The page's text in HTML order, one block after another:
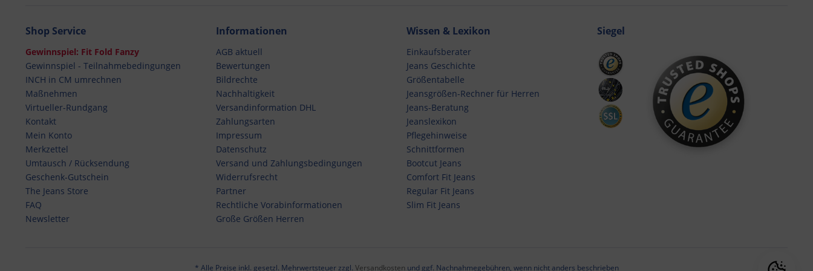
Shop Service
Gewinnspiel: Fit Fold Fanzy
Gewinnspiel - Teilnahmebedingungen
INCH in CM umrechnen
Maßnehmen
Virtueller-Rundgang
Kontakt
Mein Konto
Merkzettel
Umtausch / Rücksendung
Geschenk-Gutschein
The Jeans Store
FAQ
Newsletter
Informationen
AGB aktuell
Bewertungen
Bildrechte
Nachhaltigkeit
Versandinformation DHL
Zahlungsarten
Impressum
Datenschutz
Versand und Zahlungsbedingungen
Widerrufsrecht
Partner
Rechtliche Vorabinformationen
Große Größen Herren
Wissen & Lexikon
Einkaufsberater
Jeans Geschichte
Größentabelle
Jeansgrößen-Rechner für Herren
Jeans-Beratung
Jeanslexikon
Pflegehinweise
Schnittformen
Bootcut Jeans
Comfort Fit Jeans
Regular Fit Jeans
Slim Fit Jeans
Siegel
* Alle Preise inkl. gesetzl. Mehrwertsteuer zzgl. Versandkosten und ggf. Nachnahmegebühren, wenn nicht anders beschrieben